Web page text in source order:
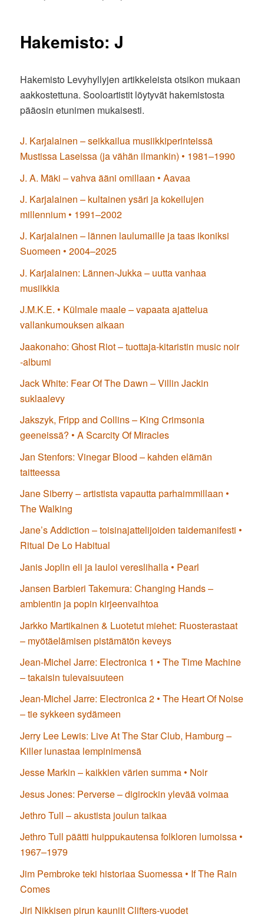
Hakemisto: J
Hakemisto Levyhyllyjen artikkeleista otsikon mukaan
aakkostettuna. Sooloartistit löytyvät hakemistosta
pääosin etunimen mukaisesti.
J. Karjalainen – seikkailua musiikkiperinteissä
Mustissa Laseissa (ja vähän ilmankin) • 1981–1990
J. A. Mäki – vahva ääni omillaan • Aavaa
J. Karjalainen – kultainen ysäri ja kokeilujen
millennium • 1991–2002
J. Karjalainen – lännen laulumaille ja taas ikoniksi
Suomeen • 2004–2025
J. Karjalainen: Lännen-Jukka – uutta vanhaa
musiikkia
J.M.K.E. • Külmale maale – vapaata ajattelua
vallankumouksen aikaan
Jaakonaho: Ghost Riot – tuottaja-kitaristin music noir
-albumi
Jack White: Fear Of The Dawn – Villin Jackin
suklaalevy
Jakszyk, Fripp and Collins – King Crimsonia
geeneissä? • A Scarcity Of Miracles
Jan Stenfors: Vinegar Blood – kahden elämän
taitteessa
Jane Siberry – artistista vapautta parhaimmillaan •
The Walking
Jane’s Addiction – toisinajattelijoiden taidemanifesti •
Ritual De Lo Habitual
Janis Joplin eli ja lauloi vereslihalla • Pearl
Jansen Barbieri Takemura: Changing Hands –
ambientin ja popin kirjeenvaihtoa
Jarkko Martikainen & Luotetut miehet: Ruosterastaat
– myötäelämisen pistämätön keveys
Jean-Michel Jarre: Electronica 1 • The Time Machine
– takaisin tulevaisuuteen
Jean-Michel Jarre: Electronica 2 • The Heart Of Noise
– tie sykkeen sydämeen
Jerry Lee Lewis: Live At The Star Club, Hamburg –
Killer lunastaa lempinimensä
Jesse Markin – kaikkien värien summa • Noir
Jesus Jones: Perverse – digirockin ylevää voimaa
Jethro Tull – akustista joulun taikaa
Jethro Tull päätti huippukautensa folkloren lumoissa •
1967–1979
Jim Pembroke teki historiaa Suomessa • If The Rain
Comes
Jiri Nikkisen pirun kauniit Clifters-vuodet